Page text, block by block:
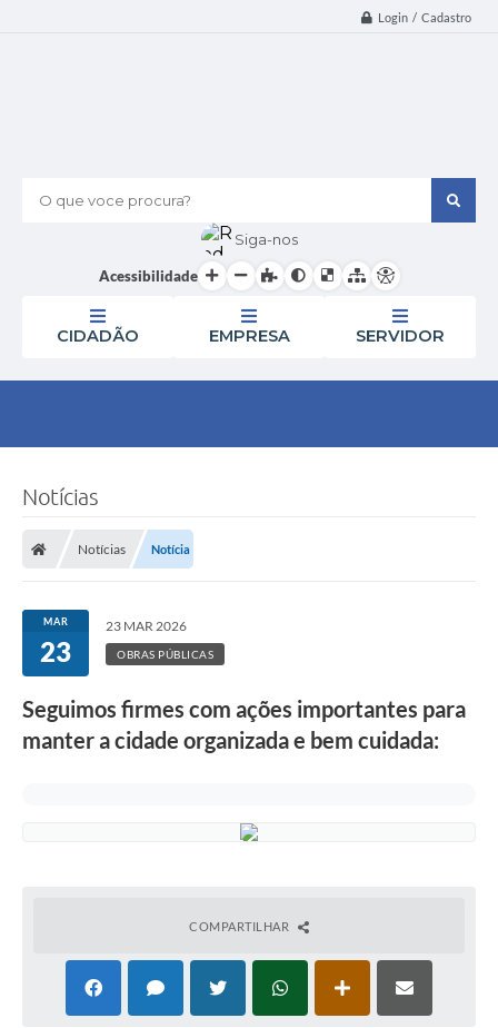
Login / Cadastro
O que voce procura?
Siga-nos
Acessibilidade
CIDADÃO EMPRESA SERVIDOR
Notícias
Notícias Notícia
MAR
23
23 MAR 2026
OBRAS PÚBLICAS
Seguimos firmes com ações importantes para
manter a cidade organizada e bem cuidada:
COMPARTILHAR